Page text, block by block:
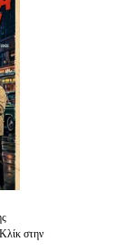
στην